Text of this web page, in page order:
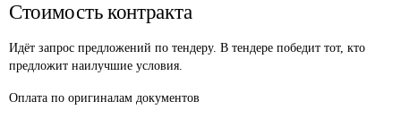
Стоимость контракта
Идёт запрос предложений по тендеру. В тендере победит тот, кто
предложит наилучшие условия.
Оплата по оригиналам документов